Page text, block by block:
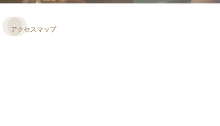
アクセスマップ